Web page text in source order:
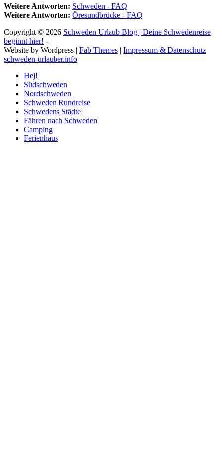
Weitere Antworten: Schweden - FAQ
Weitere Antworten: Öresundbrücke - FAQ
Copyright © 2026 Schweden Urlaub Blog | Deine Schwedenreise
beginnt hier! -
Website by Wordpress | Fab Themes | Impressum & Datenschutz
schweden-urlauber.info
Hej!
Südschweden
Nordschweden
Schweden Rundreise
Schwedens Städte
Fähren nach Schweden
Camping
Ferienhaus